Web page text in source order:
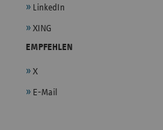
LinkedIn
XING
EMPFEHLEN
X
E-Mail